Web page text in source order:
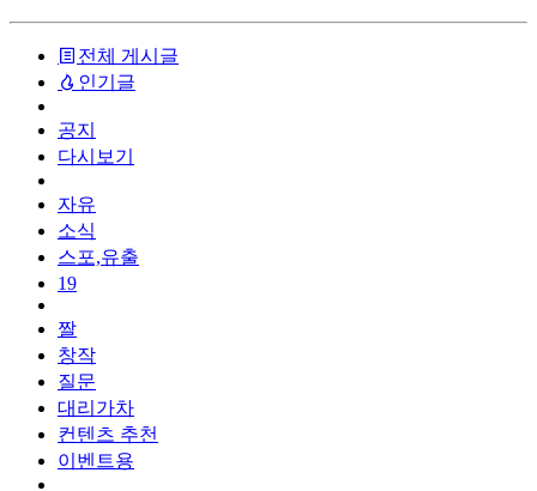
전체 게시글
인기글
공지
다시보기
자유
소식
스포,유출
19
짤
창작
질문
대리가차
컨텐츠 추천
이벤트용